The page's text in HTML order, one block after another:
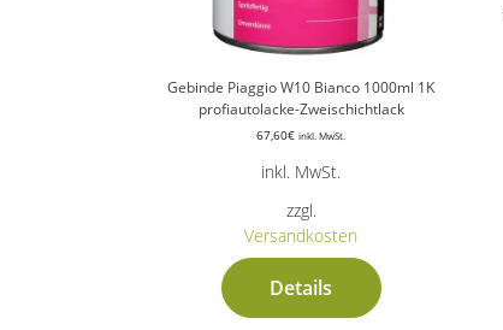
Gebinde Piaggio W10 Bianco 1000ml 1K
profiautolacke-Zweischichtlack
67,60€ inkl. MwSt.
inkl. MwSt.
zzgl.
Versandkosten
Details